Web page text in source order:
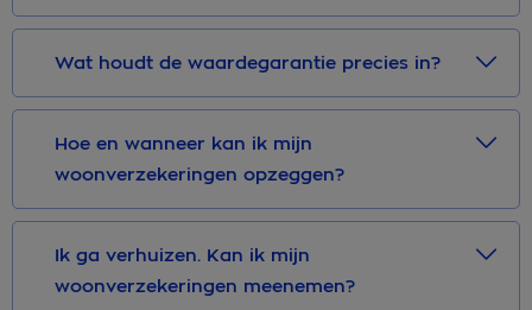
Wat houdt de waardegarantie precies in?
Hoe en wanneer kan ik mijn
woonverzekeringen opzeggen?
Ik ga verhuizen. Kan ik mijn
woonverzekeringen meenemen?